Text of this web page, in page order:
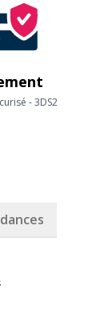
- 3DS2